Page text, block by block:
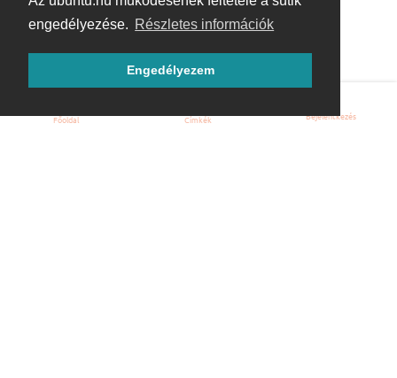
engedélyezése. Részletes információk
Engedélyezem
Főoldal Címkék Bejelentkezés